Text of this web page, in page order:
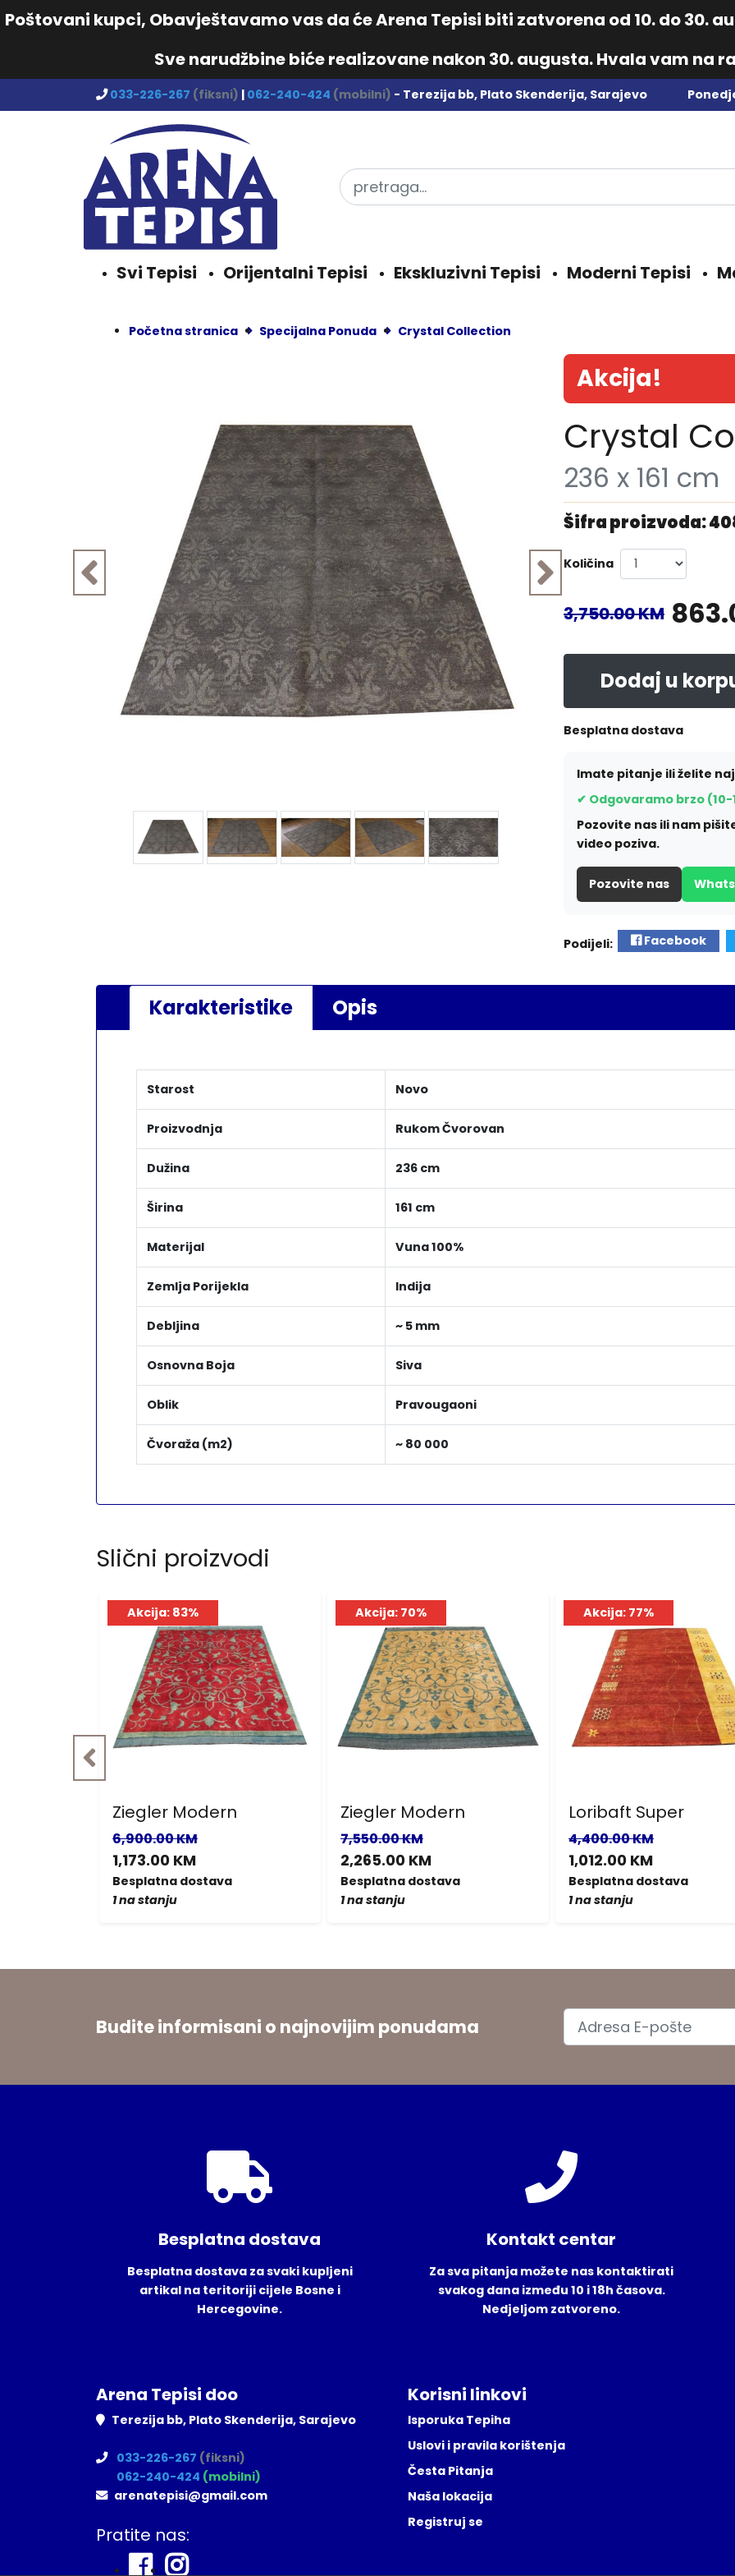
Poštovani kupci, Obavještavamo vas da će Arena Tepisi biti zatvorena od 10. do 30.
Sve narudžbine biće realizovane nakon 30. augusta. Hvala vam na
033-226-267 (fiksni) | 062-240-424 (mobilni) - Terezija bb, Plato Skenderija, Sarajevo
Svi Tepisi Orijentalni Tepisi Ekskluzivni Tepisi Moderni Tepisi
Početna stranica Specijalna Ponuda Crystal Collection
Akcija!
Crystal
236 x 161 cm
Šifra proizvoda:
Količina
3,750.00 KM
Dodaj u
Besplatna dostava
Imate pitanje ili želite
✔ Odgovaramo brzo (10-
Pozovite nas ili nam
video poziva.
Pozovite nas
Podijeli: Facebook
Karakteristike Opis
Starost Novo
Proizvodnja Rukom Čvorovan
Dužina 236 cm
Širina 161 cm
Materijal Vuna 100%
Zemlja Porijekla Indija
Debljina ~ 5 mm
Osnovna Boja Siva
Oblik Pravougaoni
Čvoraža (m2) ~ 80 000
Slični proizvodi
Akcija: 83%
Ziegler Modern
6,900.00 KM
1,173.00 KM
Besplatna dostava
1 na stanju
Akcija: 70%
Ziegler Modern
7,550.00 KM
2,265.00 KM
Besplatna dostava
1 na stanju
Akcija: 77%
Loribaft Super
4,400.00 KM
1,012.00 KM
Besplatna dostava
1 na stanju
Budite informisani o najnovijim ponudama
Besplatna dostava
Besplatna dostava za svaki kupljeni
artikal na teritoriji cijele Bosne i
Hercegovine.
Kontakt centar
Za sva pitanja možete nas kontaktirati
svakog dana između 10 i 18h časova.
Nedjeljom zatvoreno.
Arena Tepisi doo
Terezija bb, Plato Skenderija, Sarajevo
033-226-267 (fiksni)
062-240-424 (mobilni)
arenatepisi@gmail.com
Pratite nas:
Korisni linkovi
Isporuka Tepiha
Uslovi i pravila korištenja
Česta Pitanja
Naša lokacija
Registruj se